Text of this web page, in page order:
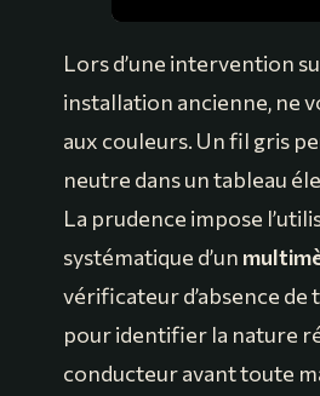
Lors d’une intervention
installation ancienne, ne
aux couleurs. Un fil gris
neutre dans un tableau
La prudence impose
systématique d’un
vérificateur d’absence de
pour identifier la nature
conducteur avant toute